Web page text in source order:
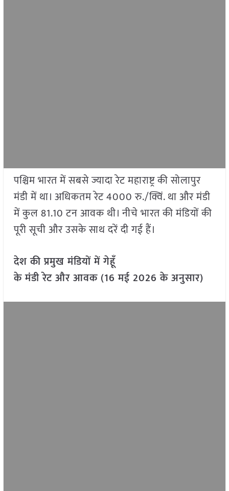
पश्चिम भारत में सबसे ज्यादा रेट महाराष्ट्र की सोलापुर
मंडी में था। अधिकतम रेट 4000 रु./क्विं. था और मंडी
में कुल 81.10 टन आवक थी। नीचे भारत की मंडियों की
पूरी सूची और उसके साथ दरें दी गई हैं।
देश की प्रमुख मंडियों में गेहूँ
के मंडी रेट और आवक (16 मई 2026 के अनुसार)